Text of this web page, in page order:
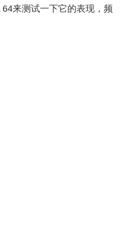
来测试一下它的表现，频